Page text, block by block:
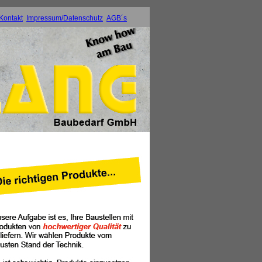
Impressum/Datenschutz AGB´s